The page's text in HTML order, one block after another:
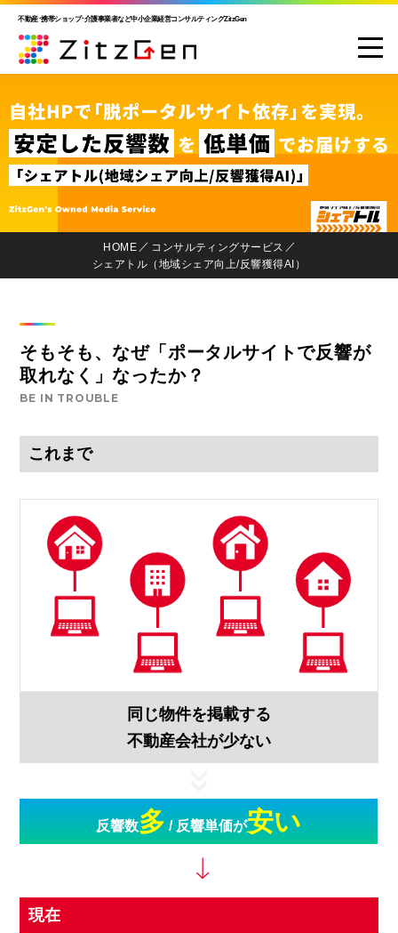
不動産･携帯ショップ･介護事業者など中小企業経営コンサルティングZitzGen
HOME
コンサルティングサービス
シェアトル（地域シェア向上/反響獲得AI）
そもそも、なぜ「ポータルサイトで反響が
取れなく」なったか？
BE IN TROUBLE
これまで​
同じ物件を掲載する
不動産会社が少ない​
反響数多 / 反響単価が安い
現在